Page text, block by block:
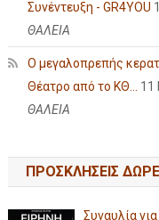
Συνέντευξη - GR4YOU
ΘΑΛΕΙΑ
Ο μεγαλοπρεπής
Θέατρο από το ΚΘ... 11
ΘΑΛΕΙΑ
ΠΡΟΣΚΛΗΣΕΙΣ
Συναυλία